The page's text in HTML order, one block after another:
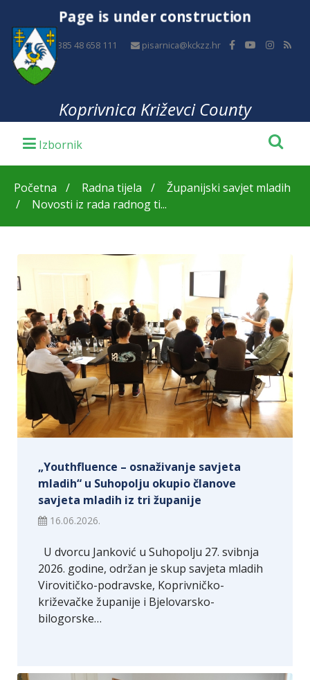
Page is under construction
+385 48 658 111 pisarnica@kckzz.hr
Koprivnica Križevci County
Početna Radna tijela
Županijski savjet mladih
Novosti iz rada radnog ti...
„Youthfluence – osnaživanje savjeta
mladih“ u Suhopolju okupio članove
savjeta mladih iz tri županije
16.06.2026.
U dvorcu Janković u Suhopolju 27. svibnja
2026. godine, održan je skup savjeta mladih
Virovitičko-podravske, Koprivničko-
križevačke županije i Bjelovarsko-
bilogorske…